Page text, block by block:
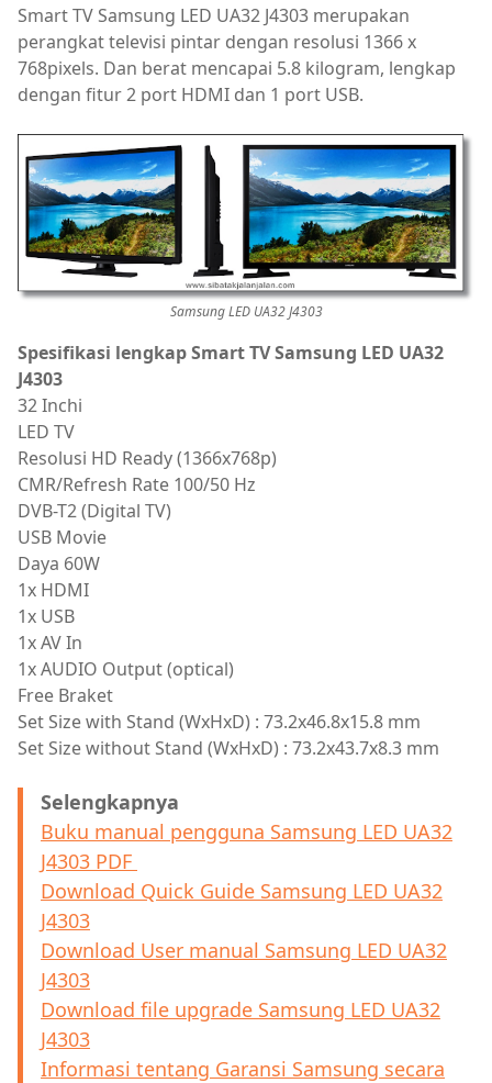
Smart TV Samsung LED UA32 J4303 merupakan
perangkat televisi pintar dengan resolusi 1366 x
768pixels. Dan berat mencapai 5.8 kilogram, lengkap
dengan fitur 2 port HDMI dan 1 port USB.
Samsung LED UA32 J4303
Spesifikasi lengkap Smart TV Samsung LED UA32
J4303
32 Inchi
LED TV
Resolusi HD Ready (1366x768p)
CMR/Refresh Rate 100/50 Hz
DVB-T2 (Digital TV)
USB Movie
Daya 60W
1x HDMI
1x USB
1x AV In
1x AUDIO Output (optical)
Free Braket
Set Size with Stand (WxHxD) : 73.2x46.8x15.8 mm
Set Size without Stand (WxHxD) : 73.2x43.7x8.3 mm
Selengkapnya
Buku manual pengguna Samsung LED UA32
J4303 PDF
Download Quick Guide Samsung LED UA32
J4303
Download User manual Samsung LED UA32
J4303
Download file upgrade Samsung LED UA32
J4303
Informasi tentang Garansi Samsung secara